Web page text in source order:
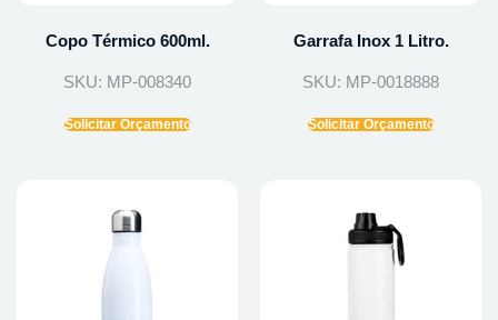
Copo Térmico 600ml.
SKU: MP-008340
Solicitar Orçamento
Garrafa Inox 1 Litro.
SKU: MP-0018888
Solicitar Orçamento